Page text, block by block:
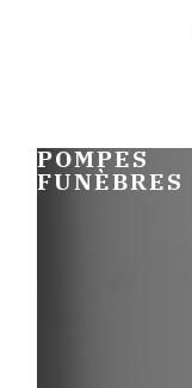
POMPES
FUNÈBRES